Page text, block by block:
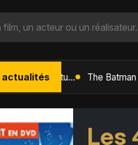
actualités L'Âge de Glace : Le Réveil du Volcan – Manny, Sid et Diego de retour pour une aventure explosive
Les